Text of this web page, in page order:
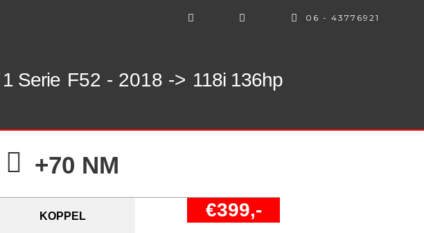
06 - 43776921
1 Serie F52 - 2018 -> 118i 136hp
+70 NM
KOPPEL €399,-